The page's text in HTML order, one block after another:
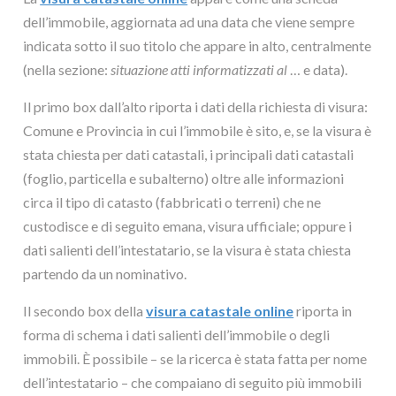
dell’immobile, aggiornata ad una data che viene sempre
indicata sotto il suo titolo che appare in alto, centralmente
(nella sezione:situazione atti informatizzati al … e data).
Il primo box dall’alto riporta i dati della richiesta di visura:
Comune e Provincia in cui l’immobile è sito, e, se la visura è
stata chiesta per dati catastali, i principali dati catastali
(foglio, particella e subalterno) oltre alle informazioni
circa il tipo di catasto (fabbricati o terreni) che ne
custodisce e di seguito emana, visura ufficiale; oppure i
dati salienti dell’intestatario, se la visura è stata chiesta
partendo da un nominativo.
Il secondo box dellavisura catastale onlineriporta in
forma di schema i dati salienti dell’immobile o degli
immobili. È possibile – se la ricerca è stata fatta per nome
dell’intestatario – che compaiano di seguito più immobili